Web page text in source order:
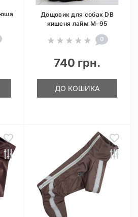
Дощовик для собак DB
кишеня лайм M-95
0
740 грн.
ДО КОШИКА